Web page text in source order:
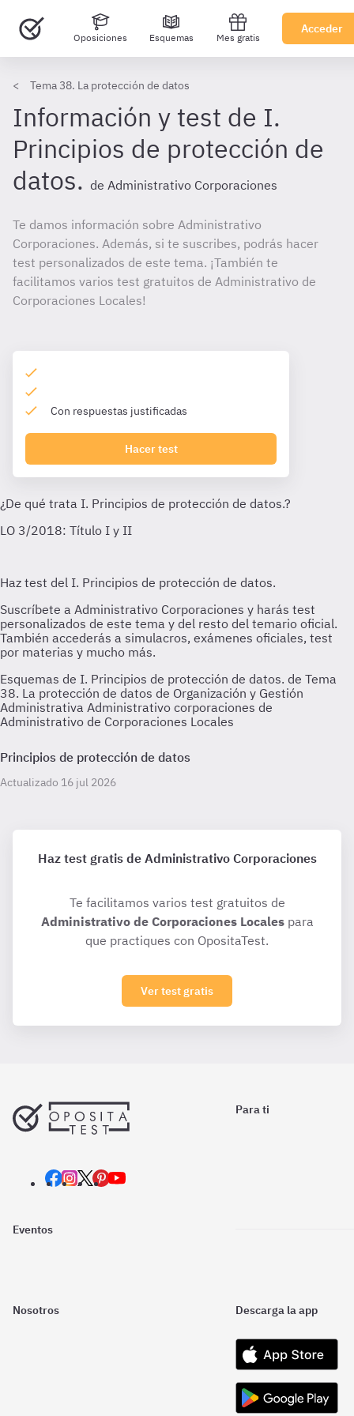
Oposiciones Esquemas Mes gratis
Acceder
Tema 38. La protección de datos
Información y test de I.
Principios de protección de
datos. de Administrativo Corporaciones
Te damos información sobre Administrativo
Corporaciones. Además, si te suscribes, podrás hacer
test personalizados de este tema. ¡También te
facilitamos varios test gratuitos de Administrativo de
Corporaciones Locales!
Con respuestas justificadas
Hacer test
Esquemas de I. Principios de protección de datos. de Tema
38. La protección de datos de Organización y Gestión
Administrativa Administrativo corporaciones de
Administrativo de Corporaciones Locales
Principios de protección de datos
Actualizado 16 jul 2026
Haz test gratis de Administrativo Corporaciones
Te facilitamos varios test gratuitos de
Administrativo de Corporaciones Localespara
que practiques con OpositaTest.
Ver test gratis
Para ti
Eventos
Nosotros Descarga la app